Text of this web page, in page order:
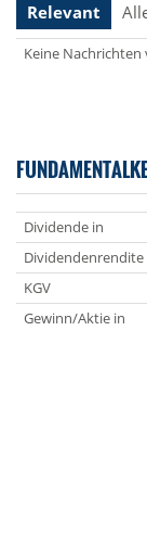
Relevant
Keine Nachrichten
Dividende in
Dividendenrendite
KGV
Gewinn/Aktie in